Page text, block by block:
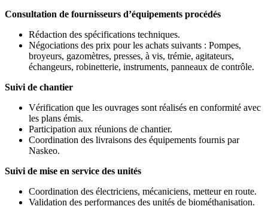
Consultation de fournisseurs d’équipements procédés
Rédaction des spécifications techniques.
Négociations des prix pour les achats suivants : Pompes,
broyeurs, gazomètres, presses, à vis, trémie, agitateurs,
échangeurs, robinetterie, instruments, panneaux de contrôle.
Suivi de chantier
Vérification que les ouvrages sont réalisés en conformité avec
les plans émis.
Participation aux réunions de chantier.
Coordination des livraisons des équipements fournis par
Naskeo.
Suivi de mise en service des unités
Coordination des électriciens, mécaniciens, metteur en route.
Validation des performances des unités de biométhanisation.